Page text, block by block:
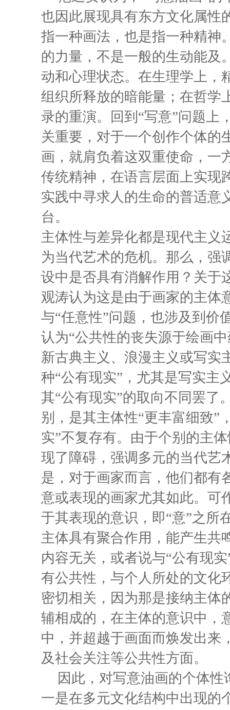
也因此展现具有东方文化属性
指一种画法，也是指一种精神
的力量，不是一般的生动能及
动和心理状态。在生理学上，
组织所释放的暗能量；在哲学
录的重演。回到“写意”问题上
关重要，对于一个创作个体的
画，就肩负着这双重使命，一
传统精神，在语言层面上实现
实践中寻求人的生命的普适意
台。
主体性与差异化都是现代主义
为当代艺术的危机。那么，强
设中是否具有消解作用？关于
观涛认为这是由于画家的主体
与“任意性”问题，也涉及到价
认为“公共性的丧失源于绘画
新古典主义、浪漫主义或写实
种“公有现实”，尤其是写实主
其“公有现实”的取向不同罢了
别，是其主体性“更丰富细致”
实”不复存有。由于个别的主
现了障碍，强调多元的当代艺
是，对于画家而言，他们都有
意或表现的画家尤其如此。可
于其表现的意识，即“意”之所
主体具有聚合作用，能产生共
内容无关，或者说与“公有现
有公共性，与个人所处的文化
密切相关，因为那是接纳主体
辅相成的，在主体的意识中，
中，并超越于画面而焕发出来
及社会关注等公共性方面。
因此，对写意油画的个体
一是在多元文化结构中出现的